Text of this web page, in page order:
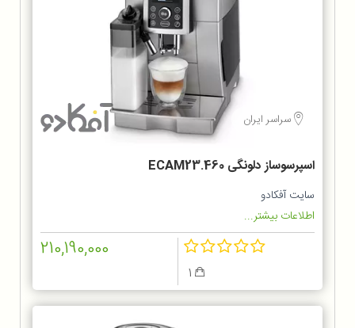
سراسر ایران
اسپرسوساز دلونگی ECAM23.460
سایت آفکادو
اطلاعات بیشتر...
210,190,000